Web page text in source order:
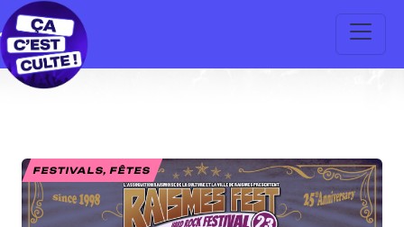
FESTIVALS, FÊTES